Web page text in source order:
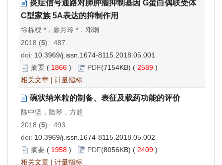
炎症信号通路对肺肿瘤抑制基因 G蛋白偶联受体
C型家族 5A表达的抑制作用
徐栋樑 *，廖月玲 *，邓炯
2018 (5): 487.
doi: 10.3969/j.issn.1674-8115.2018.05.001
摘要 ( 1866 ) PDF(7154KB) ( 2589 )
相关文章 | 计量指标
碗状纳米粒的制备、表征及载药功能的评价
陈中坚，陆琴，方超
2018 (5): 493.
doi: 10.3969/j.issn.1674-8115.2018.05.002
摘要 ( 1958 ) PDF(8056KB) ( 2409 )
相关文章 | 计量指标